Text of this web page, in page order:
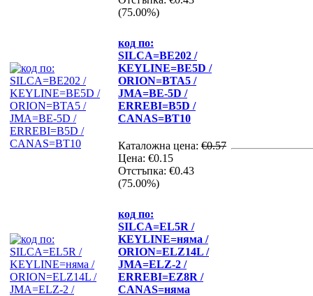
(75.00%)
код по:
SILCA=BE202 /
KEYLINE=BE5D /
ORION=BTA5 /
JMA=BE-5D /
ERREBI=B5D /
CANAS=BT10
Каталожна цена: €0.57
Цена: €0.15
Отстъпка: €0.43
(75.00%)
код по:
SILCA=EL5R /
KEYLINE=няма /
ORION=ELZ14L /
JMA=ELZ-2 /
ERREBI=EZ8R /
CANAS=няма